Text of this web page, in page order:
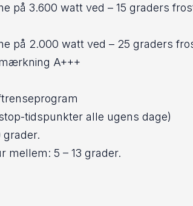
på 3.600 watt ved – 15 graders
på 2.000 watt ved – 25 graders
A+++
tidspunkter alle ugens dage)
grader.
mellem: 5 – 13 grader.